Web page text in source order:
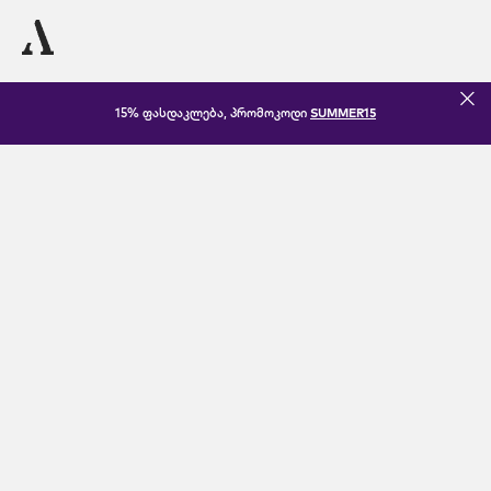
15% ფასდაკლება, პრომოკოდი SUMMER15